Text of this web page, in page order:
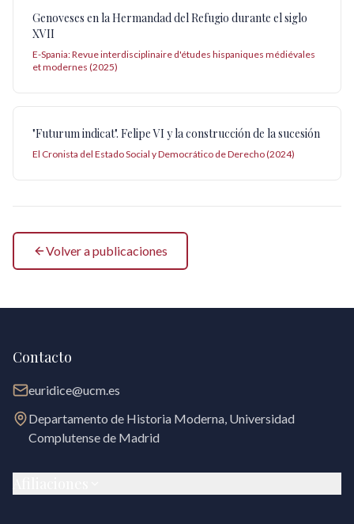
Genoveses en la Hermandad del Refugio durante el siglo
XVII
E-Spania: Revue interdisciplinaire d'études hispaniques médiévales
et modernes (2025)
"Futurum indicat". Felipe VI y la construcción de la sucesión
El Cronista del Estado Social y Democrático de Derecho (2024)
Volver a publicaciones
Contacto
euridice@ucm.es
Departamento de Historia Moderna, Universidad
Complutense de Madrid